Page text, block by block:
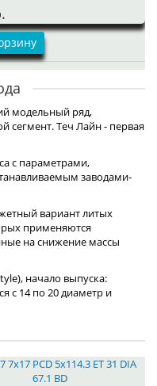
модельный ряд,
сегмент. Теч Лайн - первая
с параметрами,
заводами-
вариант литых
применяются
на снижение массы
начало выпуска:
с 14 по 20 диаметр и
7x17 PCD 5x114.3 ET 31 DIA
67.1 BD